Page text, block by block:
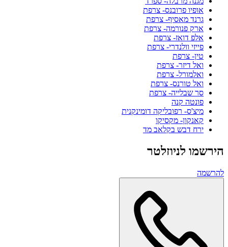
אופיו פרובנס- צרפת
גרנד מאסיף- צרפת
ארק פנורמה- צרפת
אלפ דואז- צרפת
פייזי וולנדרי- צרפת
טין- צרפת
ואל דיזר- צרפת
ואלמורל- צרפת
ואל טורנס- צרפת
סר שבלייה- צרפת
פונטה קנה
מיצ'ס- רפובליקה דומינקנית
קאנקון- מקסיקו
ירח דבש בקלאב מד
הירשמו לניוזלטר
להרשמה